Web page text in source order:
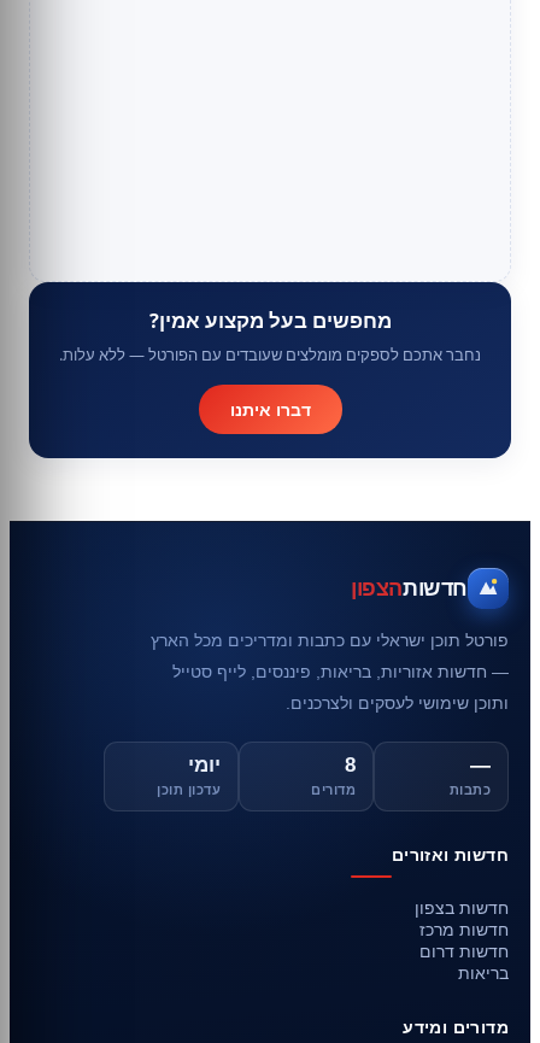
מחפשים בעל מקצוע אמין?
נחבר אתכם לספקים מומלצים שעובדים עם הפורטל — ללא עלות.
דברו איתנו
חדשותהצפון
פורטל תוכן ישראלי עם כתבות ומדריכים מכל הארץ
— חדשות אזוריות, בריאות, פיננסים, לייף סטייל
ותוכן שימושי לעסקים ולצרכנים.
—
כתבות
8
מדורים
יומי
עדכון תוכן
חדשות ואזורים
חדשות בצפון
חדשות מרכז
חדשות דרום
בריאות
מדורים ומידע